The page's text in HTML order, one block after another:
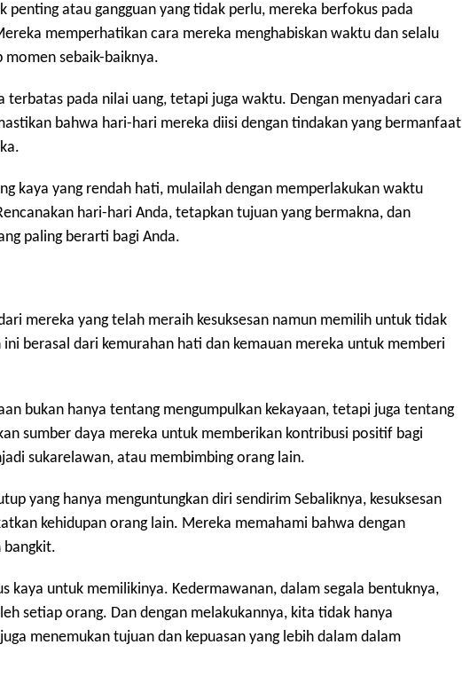
atau gangguan yang tidak perlu, mereka berfokus pada
memperhatikan cara mereka menghabiskan waktu dan selalu
sebaik-baiknya.
terbatas pada nilai uang, tetapi juga waktu. Dengan menyadari cara
bahwa hari-hari mereka diisi dengan tindakan yang bermanfaat
kaya yang rendah hati, mulailah dengan memperlakukan waktu
hari-hari Anda, tetapkan tujuan yang bermakna, dan
paling berarti bagi Anda.
mereka yang telah meraih kesuksesan namun memilih untuk tidak
berasal dari kemurahan hati dan kemauan mereka untuk memberi
bukan hanya tentang mengumpulkan kekayaan, tetapi juga tentang
sumber daya mereka untuk memberikan kontribusi positif bagi
sukarelawan, atau membimbing orang lain.
yang hanya menguntungkan diri sendirim Sebaliknya, kesuksesan
kehidupan orang lain. Mereka memahami bahwa dengan
bangkit.
kaya untuk memilikinya. Kedermawanan, dalam segala bentuknya,
setiap orang. Dan dengan melakukannya, kita tidak hanya
menemukan tujuan dan kepuasan yang lebih dalam dalam